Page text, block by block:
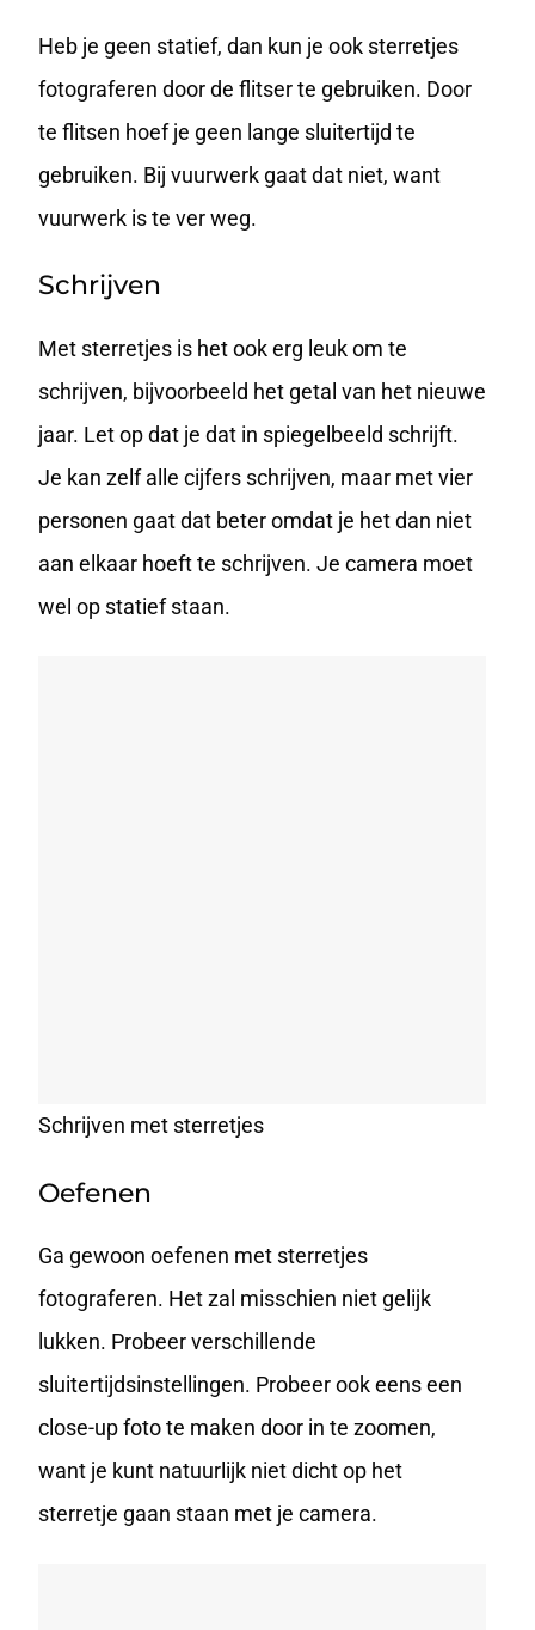
Heb je geen statief, dan kun je ook sterretjes
fotograferen door de flitser te gebruiken. Door
te flitsen hoef je geen lange sluitertijd te
gebruiken. Bij vuurwerk gaat dat niet, want
vuurwerk is te ver weg.
Schrijven
Met sterretjes is het ook erg leuk om te
schrijven, bijvoorbeeld het getal van het nieuwe
jaar. Let op dat je dat in spiegelbeeld schrijft.
Je kan zelf alle cijfers schrijven, maar met vier
personen gaat dat beter omdat je het dan niet
aan elkaar hoeft te schrijven. Je camera moet
wel op statief staan.
Schrijven met sterretjes
Oefenen
Ga gewoon oefenen met sterretjes
fotograferen. Het zal misschien niet gelijk
lukken. Probeer verschillende
sluitertijdsinstellingen. Probeer ook eens een
close-up foto te maken door in te zoomen,
want je kunt natuurlijk niet dicht op het
sterretje gaan staan met je camera.